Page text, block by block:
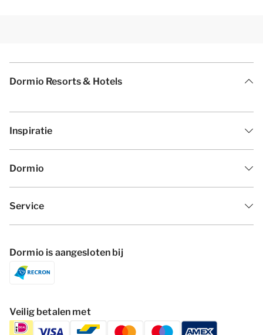
Dormio Resorts & Hotels
Inspiratie
Dormio
Service
Dormio is aangesloten bij
Veilig betalen met